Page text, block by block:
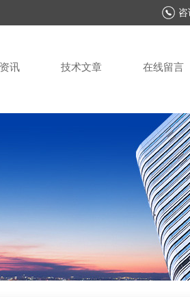
咨
讯 技术文章 在线留言